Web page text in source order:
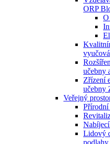
ORP
O
učebny
Zřízení
učebny
Veřejný
Lidový
podlahy